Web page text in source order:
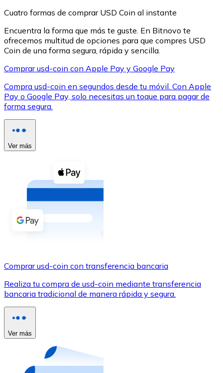
XRP
Ver todo
Compra criptomonedas con efectivo en tu tienda más
Comprar con efectivo
Transferencia SEPA
Añade fondos a tu cuenta Bitnovo o realiza compras
Tarjeta de crédito / débito
Nuevo
Compra tarjetas regalo de tus marcas favoritas con
Ir a la tienda de tarjetas regalo
Cuatro formas de comprar USD Coin al instante
Encuentra la forma que más te guste. En Bitnovo te
ofrecemos multitud de opciones para que compres USD
Coin de una forma segura, rápida y sencilla.
Comprar usd-coin con Apple Pay y Google Pay
Compra usd-coin en segundos desde tu móvil. Con Apple
Pay o Google Pay, solo necesitas un toque para pagar de
forma segura.
Ver más
Comprar usd-coin con transferencia bancaria
Realiza tu compra de usd-coin mediante transferencia
bancaria tradicional de manera rápida y segura.
Ver más